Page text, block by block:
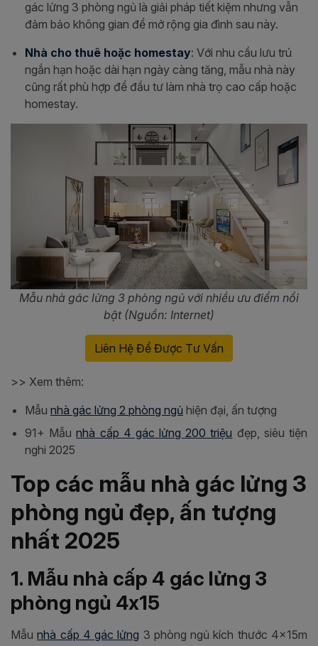
gác lửng 3 phòng ngủ là giải pháp tiết kiệm nhưng vẫn
đảm bảo không gian để mở rộng gia đình sau này.
Nhà cho thuê hoặc homestay: Với nhu cầu lưu trú
ngắn hạn hoặc dài hạn ngày càng tăng, mẫu nhà này
cũng rất phù hợp để đầu tư làm nhà trọ cao cấp hoặc
homestay.
Mẫu nhà gác lửng 3 phòng ngủ với nhiều ưu điểm nổi
bật (Nguồn: Internet)
Liên Hệ Để Được Tư Vấn
>> Xem thêm:
Mẫu nhà gác lửng 2 phòng ngủ hiện đại, ấn tượng
91+ Mẫunhà cấp 4 gác lửng 200 triệu đẹp, siêu tiện
nghi 2025
Top các mẫu nhà gác lửng 3
phòng ngủ đẹp, ấn tượng
nhất 2025
1. Mẫu nhà cấp 4 gác lửng 3
phòng ngủ 4x15
Mẫunhà cấp 4 gác lửng 3 phòng ngủ kích thước 4x15m